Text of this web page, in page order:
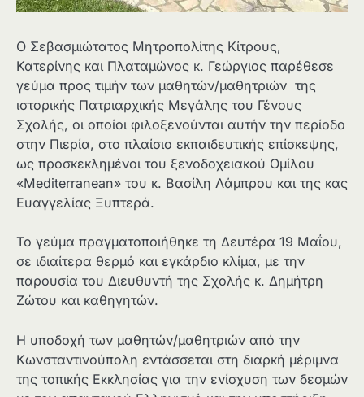
Ο Σεβασμιώτατος Μητροπολίτης Κίτρους,
Κατερίνης και Πλαταμώνος κ. Γεώργιος παρέθεσε
γεύμα προς τιμήν των μαθητών/μαθητριών της
ιστορικής Πατριαρχικής Μεγάλης του Γένους
Σχολής, οι οποίοι φιλοξενούνται αυτήν την περίοδο
στην Πιερία, στο πλαίσιο εκπαιδευτικής επίσκεψης,
ως προσκεκλημένοι του ξενοδοχειακού Ομίλου
«Mediterranean» του κ. Βασίλη Λάμπρου και της κας
Ευαγγελίας Ξυπτερά.
Το γεύμα πραγματοποιήθηκε τη Δευτέρα 19 Μαΐου,
σε ιδιαίτερα θερμό και εγκάρδιο κλίμα, με την
παρουσία του Διευθυντή της Σχολής κ. Δημήτρη
Ζώτου και καθηγητών.
Η υποδοχή των μαθητών/μαθητριών από την
Κωνσταντινούπολη εντάσσεται στη διαρκή μέριμνα
της τοπικής Εκκλησίας για την ενίσχυση των δεσμών